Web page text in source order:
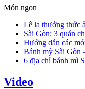
Món ngon
Lê la thưởng thức
Sài Gòn: 3 quán
Hướng dẫn các
Bánh mỳ Sài Gòn
6 địa chỉ bánh mì
Video